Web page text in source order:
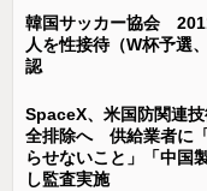
韓国サッカー協会
人を性接待（W杯予選
認
SpaceX、米国防関連
全排除へ 供給業者に
らせないこと」「中国
し監査実施